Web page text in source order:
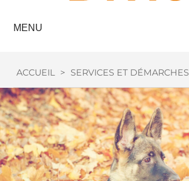
MENU
ACCUEIL > SERVICES ET DÉMARCHES